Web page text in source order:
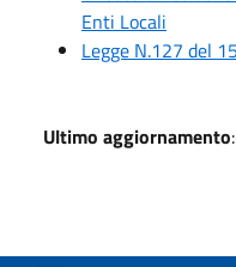
Enti Locali
Legge N.127 del
Ultimo aggiornamento